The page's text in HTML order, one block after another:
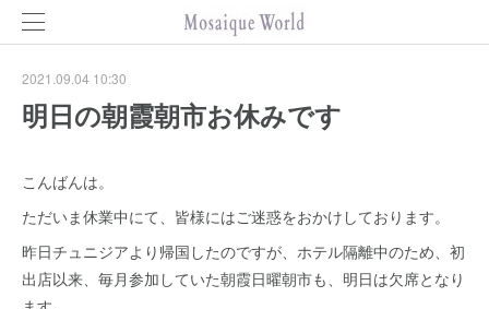
2021.09.04 10:30
明日の朝霞朝市お休みです
こんばんは。
ただいま休業中にて、皆様にはご迷惑をおかけしております。
昨日チュニジアより帰国したのですが、ホテル隔離中のため、初
出店以来、毎月参加していた朝霞日曜朝市も、明日は欠席となり